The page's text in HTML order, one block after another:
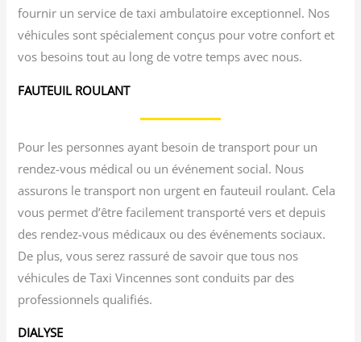
fournir un service de taxi ambulatoire exceptionnel. Nos
véhicules sont spécialement conçus pour votre confort et
vos besoins tout au long de votre temps avec nous.
FAUTEUIL ROULANT
Pour les personnes ayant besoin de transport pour un
rendez-vous médical ou un événement social. Nous
assurons le transport non urgent en fauteuil roulant. Cela
vous permet d’être facilement transporté vers et depuis
des rendez-vous médicaux ou des événements sociaux.
De plus, vous serez rassuré de savoir que tous nos
véhicules de Taxi Vincennes sont conduits par des
professionnels qualifiés.
DIALYSE